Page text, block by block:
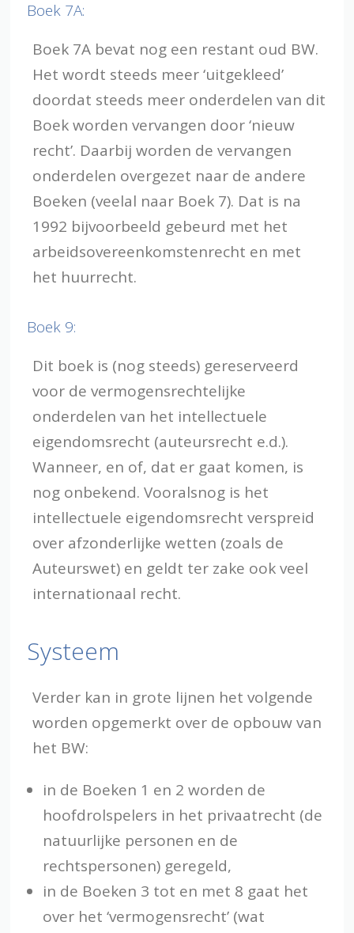
Boek 7A:
Boek 7A bevat nog een restant oud BW.
Het wordt steeds meer ‘uitgekleed’
doordat steeds meer onderdelen van dit
Boek worden vervangen door ‘nieuw
recht’. Daarbij worden de vervangen
onderdelen overgezet naar de andere
Boeken (veelal naar Boek 7). Dat is na
1992 bijvoorbeeld gebeurd met het
arbeidsovereenkomstenrecht en met
het huurrecht.
Boek 9:
Dit boek is (nog steeds) gereserveerd
voor de vermogensrechtelijke
onderdelen van het intellectuele
eigendomsrecht (auteursrecht e.d.).
Wanneer, en of, dat er gaat komen, is
nog onbekend. Vooralsnog is het
intellectuele eigendomsrecht verspreid
over afzonderlijke wetten (zoals de
Auteurswet) en geldt ter zake ook veel
internationaal recht.
Systeem
Verder kan in grote lijnen het volgende
worden opgemerkt over de opbouw van
het BW:
in de Boeken 1 en 2 worden de
hoofdrolspelers in het privaatrecht (de
natuurlijke personen en de
rechtspersonen) geregeld,
in de Boeken 3 tot en met 8 gaat het
over het ‘vermogensrecht’ (wat